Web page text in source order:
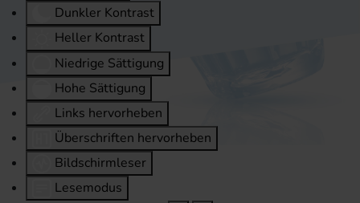
Dunkler Kontrast
Heller Kontrast
Niedrige Sättigung
Hohe Sättigung
Links hervorheben
Überschriften hervorheben
Bildschirmleser
Lesemodus